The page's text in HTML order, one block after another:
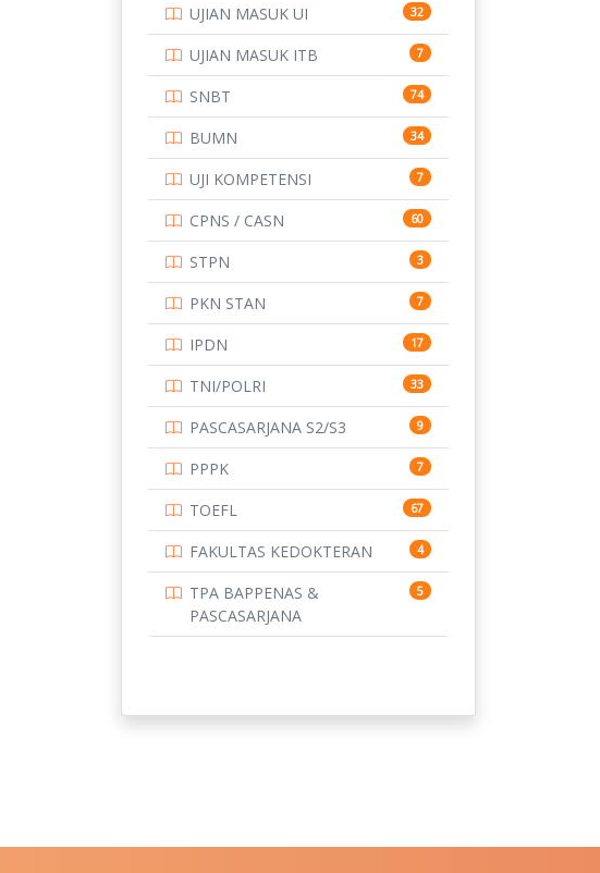
UJIAN MASUK UI 32
UJIAN MASUK ITB 7
SNBT 74
BUMN 34
UJI KOMPETENSI 7
CPNS / CASN 60
STPN 3
PKN STAN 7
IPDN 17
TNI/POLRI 33
PASCASARJANA S2/S3 9
PPPK 7
TOEFL 67
FAKULTAS KEDOKTERAN 4
TPA BAPPENAS &
PASCASARJANA
5